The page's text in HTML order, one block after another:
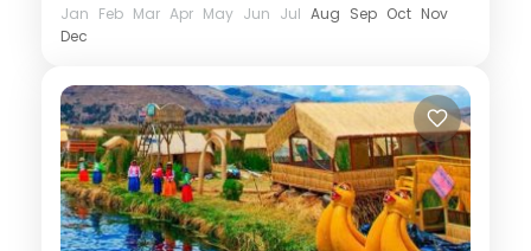
Jan Feb Mar Apr May Jun Jul Aug Sep Oct Nov
Dec